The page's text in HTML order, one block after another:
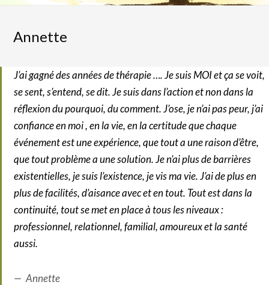
Annette
J’ai gagné des années de thérapie …. Je suis MOI et ça se voit,
se sent, s’entend, se dit. Je suis dans l’action et non dans la
réflexion du pourquoi, du comment. J’ose, je n’ai pas peur, j’ai
confiance en moi , en la vie, en la certitude que chaque
événement est une expérience, que tout a une raison d’être,
que tout problème a une solution. Je n’ai plus de barrières
existentielles, je suis l’existence, je vis ma vie. J’ai de plus en
plus de facilités, d’aisance avec et en tout. Tout est dans la
continuité, tout se met en place à tous les niveaux :
professionnel, relationnel, familial, amoureux et la santé
aussi.
Annette